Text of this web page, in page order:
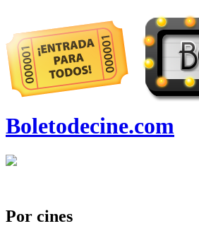
Boletodecine.com
Por cines